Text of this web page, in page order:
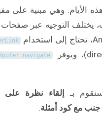
الأيام. وهي مبنية على
يختلف التوجيه عبر صفحات
. navigate
بـ إلقاء نظرة على
جنب مع كود أمثلة.